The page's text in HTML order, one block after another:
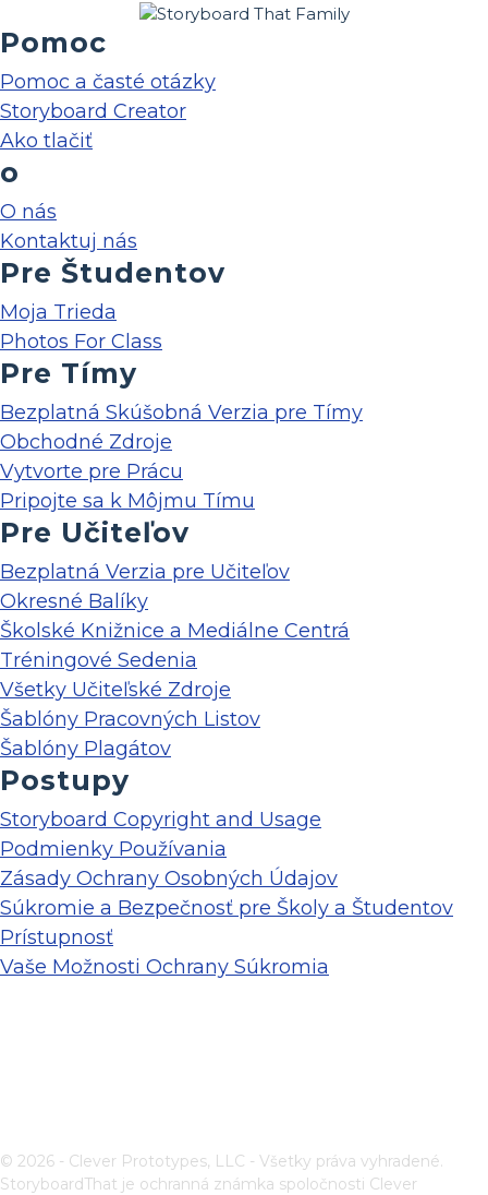
Pomoc
Pomoc a časté otázky
Storyboard Creator
Ako tlačiť
o
O nás
Kontaktuj nás
Pre Študentov
Moja Trieda
Photos For Class
Pre Tímy
Bezplatná Skúšobná Verzia pre Tímy
Obchodné Zdroje
Vytvorte pre Prácu
Pripojte sa k Môjmu Tímu
Pre Učiteľov
Bezplatná Verzia pre Učiteľov
Okresné Balíky
Školské Knižnice a Mediálne Centrá
Tréningové Sedenia
Všetky Učiteľské Zdroje
Šablóny Pracovných Listov
Šablóny Plagátov
Postupy
Storyboard Copyright and Usage
Podmienky Používania
Zásady Ochrany Osobných Údajov
Súkromie a Bezpečnosť pre Školy a Študentov
Prístupnosť
Vaše Možnosti Ochrany Súkromia
© 2026 - Clever Prototypes, LLC - Všetky práva vyhradené.
StoryboardThat je ochranná známka spoločnosti Clever